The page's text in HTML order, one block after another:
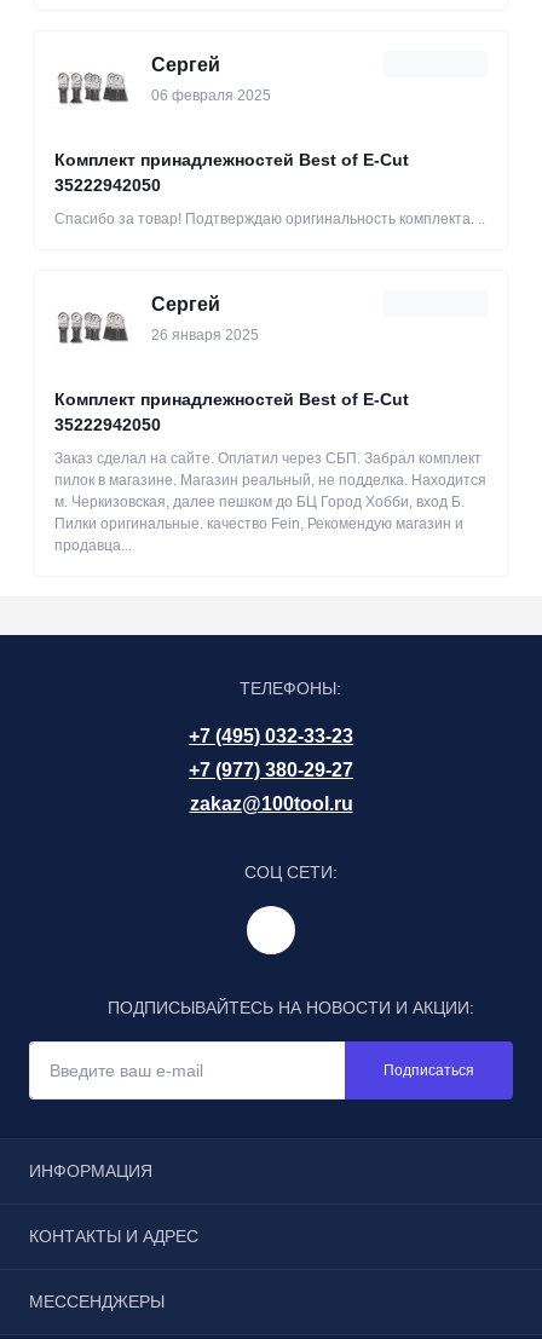
Сергей
06 февраля 2025
Комплект принадлежностей Best of E-Cut
35222942050
Спасибо за товар! Подтверждаю оригинальность комплекта. ..
Сергей
26 января 2025
Комплект принадлежностей Best of E-Cut
35222942050
Заказ сделал на сайте. Оплатил через СБП. Забрал комплект
пилок в магазине. Магазин реальный, не подделка. Находится
м. Черкизовская, далее пешком до БЦ Город Хобби, вход Б.
Пилки оригинальные. качество Fein, Рекомендую магазин и
продавца...
ТЕЛЕФОНЫ:
+7 (495) 032-33-23
+7 (977) 380-29-27
zakaz@100tool.ru
СОЦ СЕТИ:
ПОДПИСЫВАЙТЕСЬ НА НОВОСТИ И АКЦИИ:
Подписаться
ИНФОРМАЦИЯ
Реквизиты
Каталог
КОНТАКТЫ И АДРЕС
185
МЕССЕНДЖЕРЫ